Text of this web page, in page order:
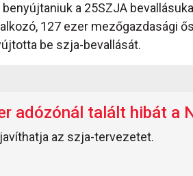
a 25SZJA
127 ezer mezőgazdasági
be szja-bevallását.
adózónál talált hibát a
az szja-tervezetet.